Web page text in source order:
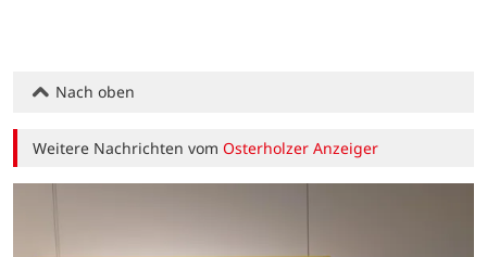
Nach oben
Weitere Nachrichten vomOsterholzer Anzeiger